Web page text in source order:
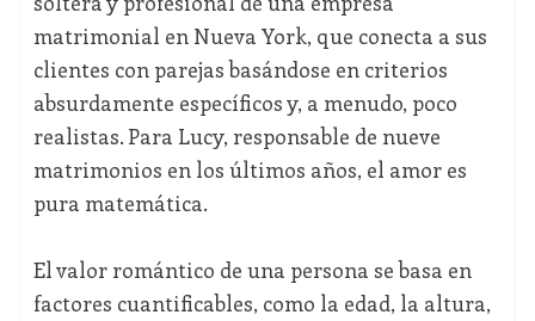
matrimonial en Nueva York, que conecta a sus
clientes con parejas basándose en criterios
absurdamente específicos y, a menudo, poco
realistas. Para Lucy, responsable de nueve
matrimonios en los últimos años, el amor es
pura matemática.
El valor romántico de una persona se basa en
factores cuantificables, como la edad, la altura,